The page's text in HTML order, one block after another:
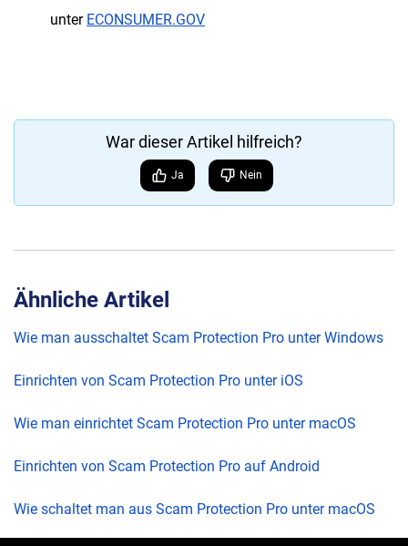
unter ECONSUMER.GOV
War dieser Artikel hilfreich?
Ja Nein
Ähnliche Artikel
Wie man ausschaltet Scam Protection Pro unter Windows
Einrichten von Scam Protection Pro unter iOS
Wie man einrichtet Scam Protection Pro unter macOS
Einrichten von Scam Protection Pro auf Android
Wie schaltet man aus Scam Protection Pro unter macOS